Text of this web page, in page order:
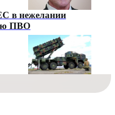
в нежелании
ПВО